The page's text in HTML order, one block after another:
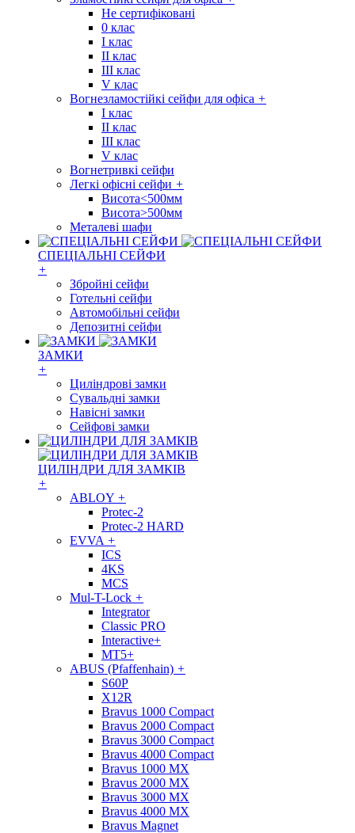
Не сертифіковані
0 клас
I клас
II клас
III клас
V клас
Вогнезламостійкі сейфи для офіса +
I клас
II клас
III клас
V клас
Вогнетривкі сейфи
Легкі офісні сейфи +
Висота<500мм
Висота>500мм
Металеві шафи
СПЕЦІАЛЬНІ СЕЙФИ
+
Збройні сейфи
Готельні сейфи
Автомобільні сейфи
Депозитні сейфи
ЗАМКИ
+
Циліндрові замки
Сувальдні замки
Навісні замки
Сейфові замки
ЦИЛІНДРИ ДЛЯ ЗАМКІВ
+
ABLOY +
Protec-2
Protec-2 HARD
EVVA +
ICS
4KS
MCS
Mul-T-Lock +
Integrator
Classic PRO
Interactive+
MT5+
ABUS (Pfaffenhain) +
S60P
X12R
Bravus 1000 Compact
Bravus 2000 Compact
Bravus 3000 Compact
Bravus 4000 Compact
Bravus 1000 MX
Bravus 2000 MX
Bravus 3000 MX
Bravus 4000 MX
Bravus Magnet